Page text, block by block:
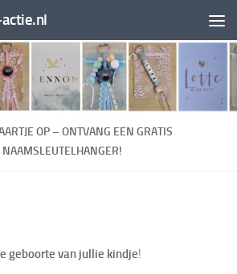
OP – ONTVANG EEN GRATIS
geboorte van jullie kindje!